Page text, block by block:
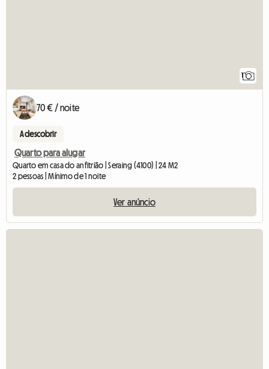
1
70 € / noite
A descobrir
Quarto para alugar
Quarto em casa do anfitrião | Seraing (4100) | 24 M2
2 pessoas | Mínimo de 1 noite
Ver anúncio